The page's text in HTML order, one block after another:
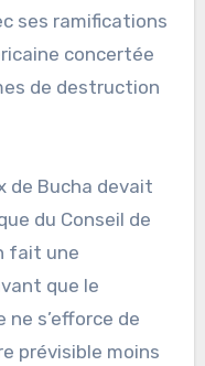
ses ramifications
concertée
de destruction
de Bucha devait
du Conseil de
fait une
que le
s’efforce de
prévisible moins